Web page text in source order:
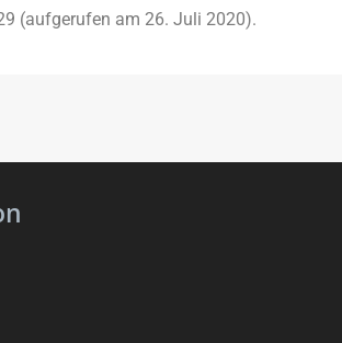
(aufgerufen am 26. Juli 2020).